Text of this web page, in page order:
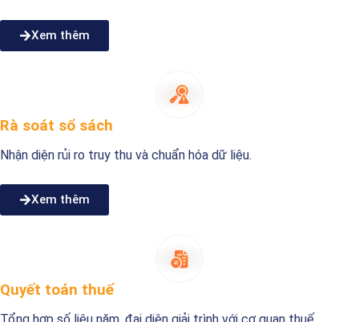
Xem thêm
Rà soát sổ sách
Nhận diện rủi ro truy thu và chuẩn hóa dữ liệu.
Xem thêm
Quyết toán thuế